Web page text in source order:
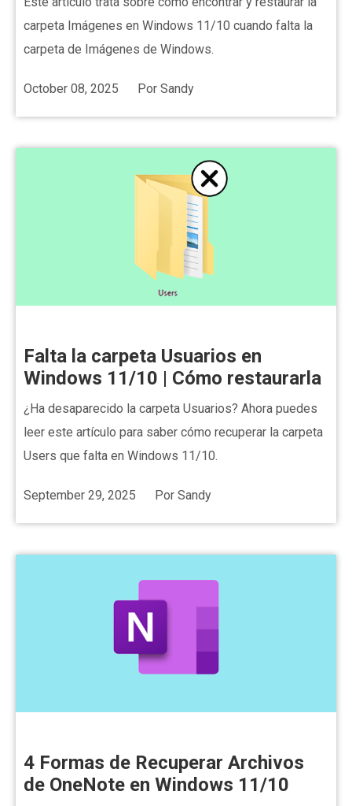
carpeta Imágenes en Windows 11/10 cuando falta la
carpeta de Imágenes de Windows.
October 08, 2025 Por Sandy
Falta la carpeta Usuarios en
Windows 11/10 | Cómo restaurarla
¿Ha desaparecido la carpeta Usuarios? Ahora puedes
leer este artículo para saber cómo recuperar la carpeta
Users que falta en Windows 11/10.
September 29, 2025 Por Sandy
4 Formas de Recuperar Archivos
de OneNote en Windows 11/10